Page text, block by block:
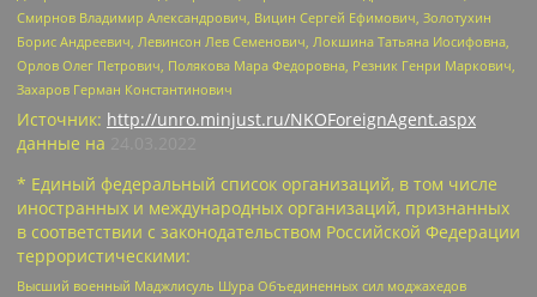
Смирнов Владимир Александрович, Вицин Сергей Ефимович, Золотухин
Борис Андреевич, Левинсон Лев Семенович, Локшина Татьяна Иосифовна,
Орлов Олег Петрович, Полякова Мара Федоровна, Резник Генри Маркович,
Захаров Герман Константинович
Источник: http://unro.minjust.ru/NKOForeignAgent.aspx
данные на
* Единый федеральный список организаций, в том числе
иностранных и международных организаций, признанных
в соответствии с законодательством Российской Федерации
террористическими:
Высший военный Маджлисуль Шура Объединенных сил моджахедов